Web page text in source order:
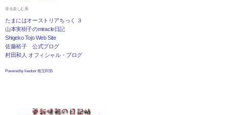
音を楽しむ系
たまにはオーストリアちっく ３
山本実樹子のmiracle日記
Shigeko Tojo Web Site
佐藤裕子 公式ブログ
村田和人 オフィシャル・ブログ
Powered by livedoor 相互RSS